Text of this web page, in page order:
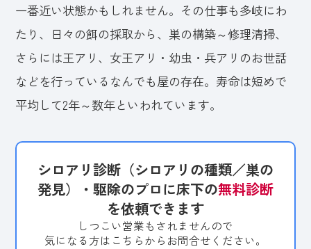
一番近い状態かもしれません。その仕事も多岐にわ
たり、日々の餌の採取から、巣の構築～修理清掃、
さらには王アリ、女王アリ・幼虫・兵アリのお世話
などを行っているなんでも屋の存在。寿命は短めで
平均して2年～数年といわれています。
シロアリ診断（シロアリの種類／巣の
発見）・駆除のプロに床下の無料診断
を依頼できます
しつこい営業もされませんので
気になる方はこちらからお問合せください。